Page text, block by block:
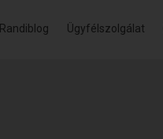
Randiblog Ügyfélszolgálat